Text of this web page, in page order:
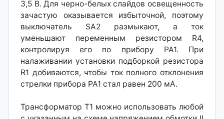
3,5 В. Для черно-белых слайдов освещенность
зачастую оказывается избыточной, поэтому
выключатель SA2 размыкают, а ток
уменьшают переменным резистором R4,
контролируя его по прибору РА1. При
налаживании установки подборкой резистора
R1 добиваются, чтобы ток полного отклонения
стрелки прибора РА1 стал равен 200 мА.
Трансформатор Т1 можно использовать любой